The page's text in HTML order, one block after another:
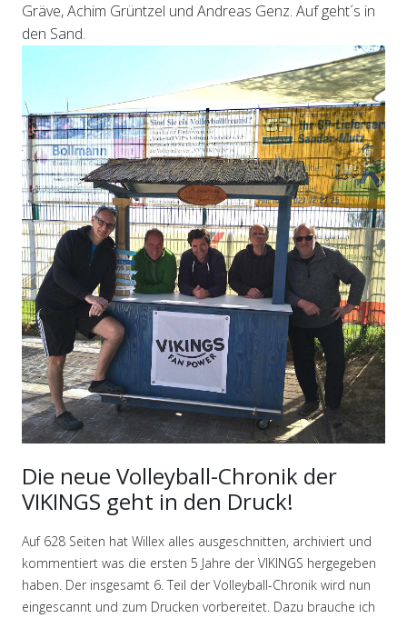
Gräve, Achim Grüntzel und Andreas Genz. Auf geht´s in
den Sand.
Die neue Volleyball-Chronik der
VIKINGS geht in den Druck!
Auf 628 Seiten hat Willex alles ausgeschnitten, archiviert und
kommentiert was die ersten 5 Jahre der VIKINGS hergegeben
haben. Der insgesamt 6. Teil der Volleyball-Chronik wird nun
eingescannt und zum Drucken vorbereitet. Dazu brauche ich